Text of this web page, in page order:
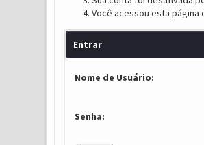
Você acessou esta
Entrar
Nome de Usuário:
Senha: